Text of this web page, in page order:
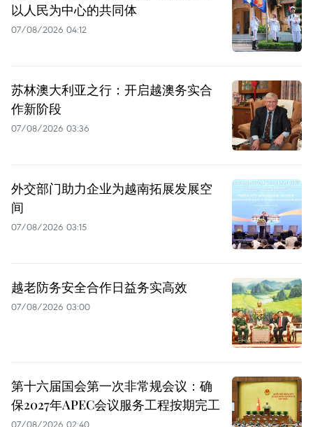
以人民为中心的共同体
07/08/2026 04:12
苏林澳大利亚之行：开启越澳务实合
作新阶段
07/08/2026 03:36
外交部门助力企业为越南拓展发展空
间
07/08/2026 03:15
越老防务安全合作日益务实高效
07/08/2026 03:00
第十六届国会第一次非常规会议：确
保2027年APEC会议服务工程按期完工
07/08/2026 02:40